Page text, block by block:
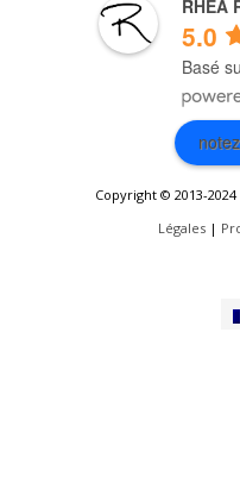
RHEA
5.0
Basé
Copyright © 2013-
Légales |